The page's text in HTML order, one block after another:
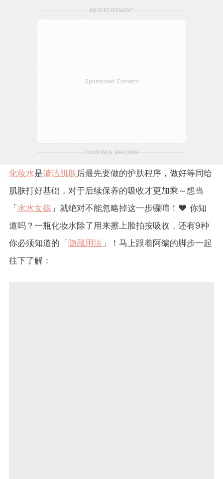
ADVERTISEMENT
Sponsored Content
CONTINUE READING
化妆水是清洁肌肤后最先要做的护肤程序，做好等同给
肌肤打好基础，对于后续保养的吸收才更加乘～想当
「水水女孩 」就绝对不能忽略掉这一步骤唷！❤️ 你知
道吗？一瓶化妆水除了用来擦上脸拍按吸收，还有9种
你必须知道的「隐藏用法 」！马上跟着阿编的脚步一起
往下了解：